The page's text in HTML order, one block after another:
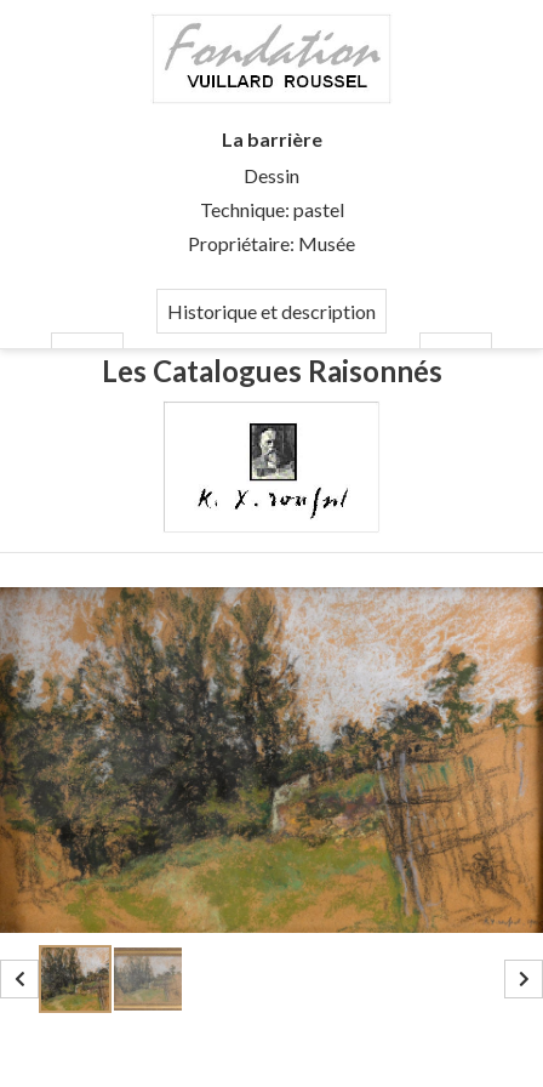
La barrière
Dessin
Technique: pastel
Propriétaire: Musée
Historique et description
Les Catalogues Raisonnés